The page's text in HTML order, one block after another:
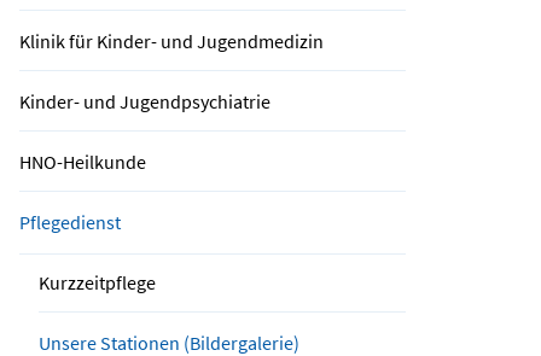
Klinik für Kinder- und Jugendmedizin
Kinder- und Jugendpsychiatrie
HNO-Heilkunde
Pflegedienst
Kurzzeitpflege
Unsere Stationen (Bildergalerie)